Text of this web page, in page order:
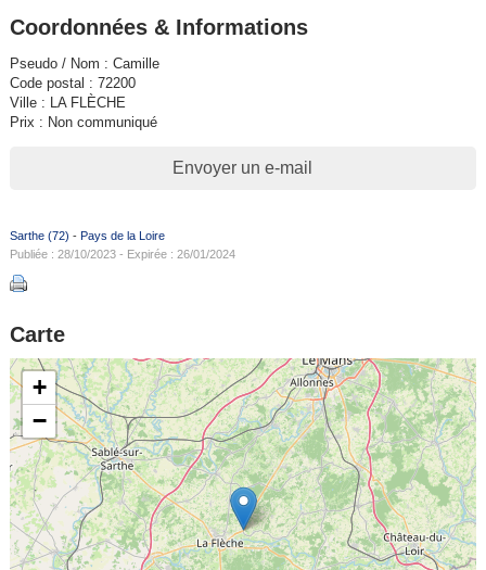
Coordonnées & Informations
Pseudo / Nom : Camille
Code postal : 72200
Ville : LA FLÈCHE
Prix : Non communiqué
Envoyer un e-mail
Sarthe (72) - Pays de la Loire
Publiée : 28/10/2023 - Expirée : 26/01/2024
Carte
+
−